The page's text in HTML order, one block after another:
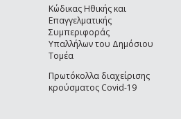
Κώδικας Ηθικής και
Επαγγελματικής
Συμπεριφοράς
Υπαλλήλων του Δημόσιου
Τομέα
Πρωτόκολλα διαχείρισης
κρούσματος Covid-19